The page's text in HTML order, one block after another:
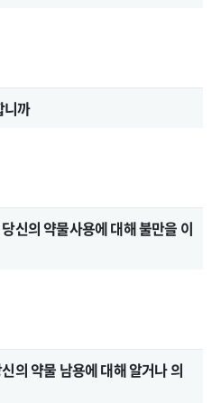
니까
신의 약물사용에 대해 불만을 이
의 약물 남용에 대해 알거나 의